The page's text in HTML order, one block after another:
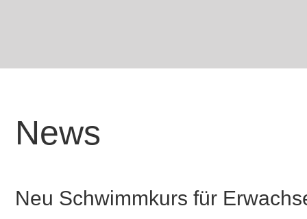
News
Neu Schwimmkurs für